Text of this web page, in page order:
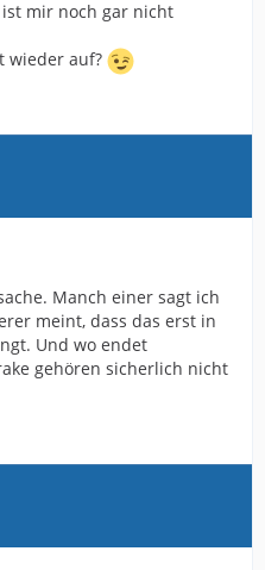
mir noch gar nicht
wieder auf?
Manch einer sagt ich
meint, dass das erst in
Und wo endet
gehören sicherlich nicht